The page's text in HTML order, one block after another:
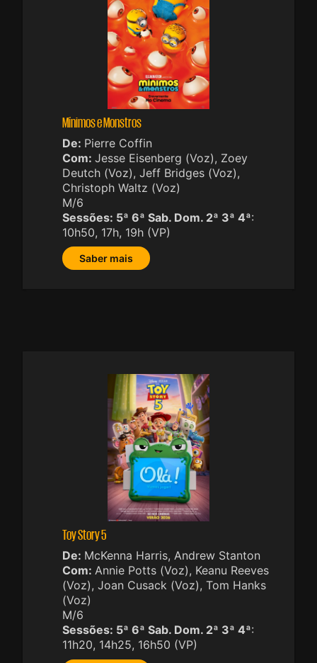
Mínimos e Monstros
De: Pierre Coffin
Com: Jesse Eisenberg (Voz), Zoey
Deutch (Voz), Jeff Bridges (Voz),
Christoph Waltz (Voz)
M/6
Sessões: 5ª 6ª Sab. Dom. 2ª 3ª 4ª:
10h50, 17h, 19h (VP)
Saber mais
Toy Story 5
De: McKenna Harris, Andrew Stanton
Com: Annie Potts (Voz), Keanu Reeves
(Voz), Joan Cusack (Voz), Tom Hanks
(Voz)
M/6
Sessões: 5ª 6ª Sab. Dom. 2ª 3ª 4ª:
11h20, 14h25, 16h50 (VP)